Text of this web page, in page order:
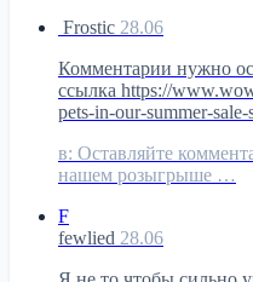
Frostic 28.06
Комментарии нужно
ссылка https://
pets-in-our-summer-
в: Оставляйте
нашем розыгрыше …
F
fewlied 28.06